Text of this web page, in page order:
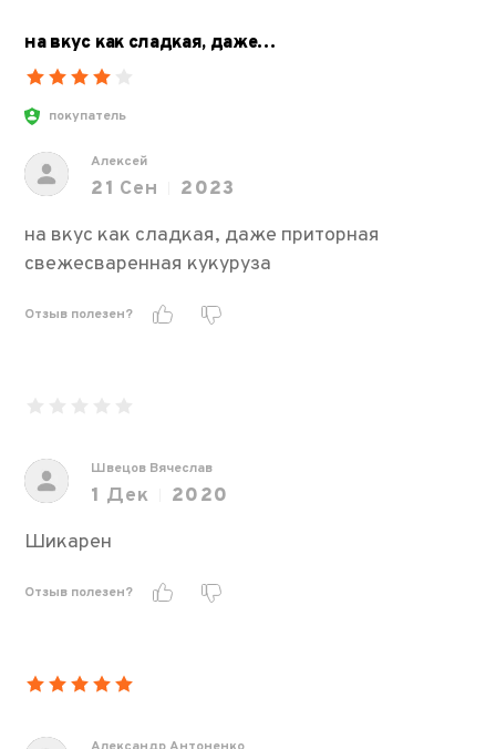
на вкус как сладкая, даже…
покупатель
Алексей
21 Сен
2023
на вкус как сладкая, даже приторная
свежесваренная кукуруза
Отзыв полезен?
Швецов Вячеслав
1 Дек
2020
Шикарен
Отзыв полезен?